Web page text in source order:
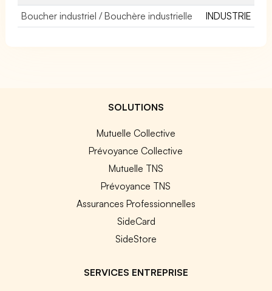
Boucher industriel / Bouchère industrielle INDUSTRIE
SOLUTIONS
Mutuelle Collective
Prévoyance Collective
Mutuelle TNS
Prévoyance TNS
Assurances Professionnelles
SideCard
SideStore
SERVICES ENTREPRISE